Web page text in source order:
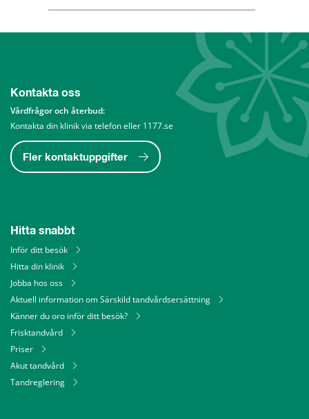
Kontakta oss
Vårdfrågor och återbud:
Kontakta din klinik via telefon eller 1177.se
Fler kontaktuppgifter
Hitta snabbt
Inför ditt besök
Hitta din klinik
Jobba hos oss
Aktuell information om Särskild tandvårdsersättning
Känner du oro inför ditt besök?
Frisktandvård
Priser
Akut tandvård
Tandreglering